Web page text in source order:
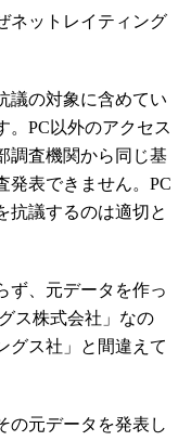
ネットレイティング
議の対象に含めてい
。PC以外のアクセス
調査機関から同じ基
発表できません。PC
抗議するのは適切と
ず、元データを作っ
ス株式会社」なの
グス社」と間違えて
の元データを発表し